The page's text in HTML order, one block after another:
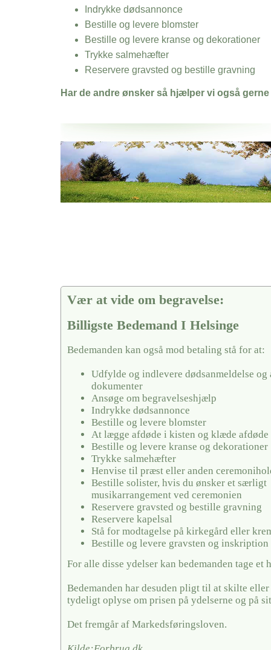
Indrykke dødsannonce
Bestille og levere blomster
Bestille og levere kranse og dekorationer
Trykke salmehæfter
Reservere gravsted og bestille gravning
Har de andre ønsker så hjælper vi også gerne
Her hos os får du altid en god afslutning når det gælder
Billigste Bedemand I Helsinge
vi hjælper i alle faser af begravelsel
Vær at vide om begravelse:
Billigste Bedemand I Helsinge
Bedemanden kan også mod betaling stå for at:
Udfylde og indlevere dødsanmeldelse
dokumenter
Ansøge om begravelseshjælp
Indrykke dødsannonce
Bestille og levere blomster
At lægge afdøde i kisten og klæde afdøde
Bestille og levere kranse og dekorationer
Trykke salmehæfter
Henvise til præst eller anden
Bestille solister, hvis du ønsker et særligt
musikarrangement ved ceremonien
Reservere gravsted og bestille gravning
Reservere kapelsal
Stå for modtagelse på kirkegård eller
Bestille og levere gravsten og inskription
For alle disse ydelser kan bedemanden tage et
Bedemanden har desuden pligt til at skilte eller
tydeligt oplyse om prisen på ydelserne og på
Det fremgår af Markedsføringsloven.